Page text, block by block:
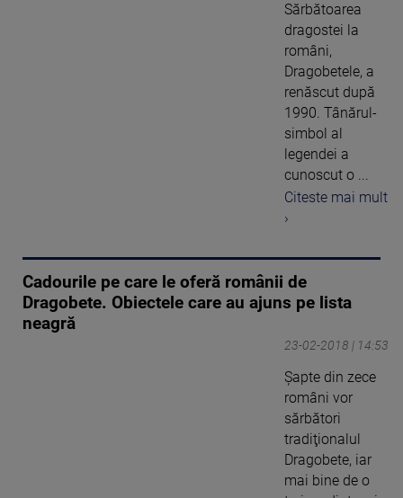
Sărbătoarea
dragostei la
români,
Dragobetele, a
renăscut după
1990. Tânărul-
simbol al
legendei a
cunoscut o ...
Citeste mai mult
›
Cadourile pe care le oferă românii de
Dragobete. Obiectele care au ajuns pe lista
neagră
23-02-2018 | 14:53
Şapte din zece
români vor
sărbători
tradiţionalul
Dragobete, iar
mai bine de o